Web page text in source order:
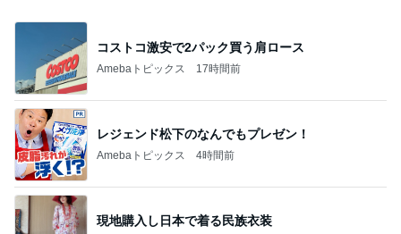
コストコ激安で2パック買う肩ロース
Amebaトピックス 17時間前
レジェンド松下のなんでもプレゼン！
Amebaトピックス 4時間前
現地購入し日本で着る民族衣装